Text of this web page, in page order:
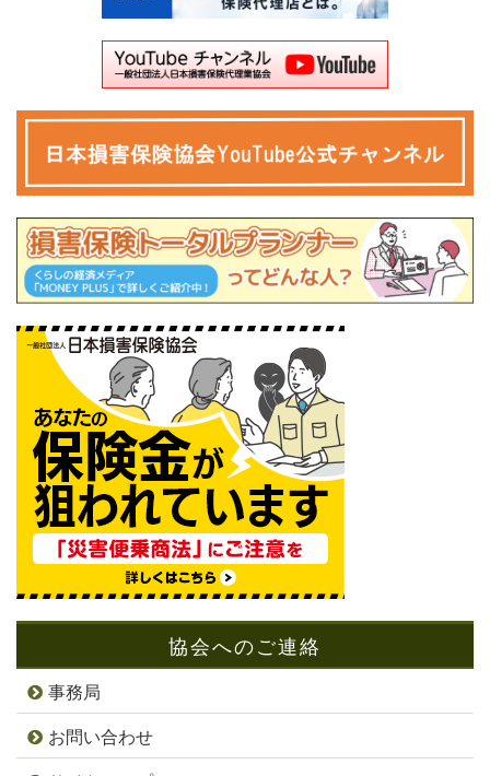
協会へのご連絡
事務局
お問い合わせ